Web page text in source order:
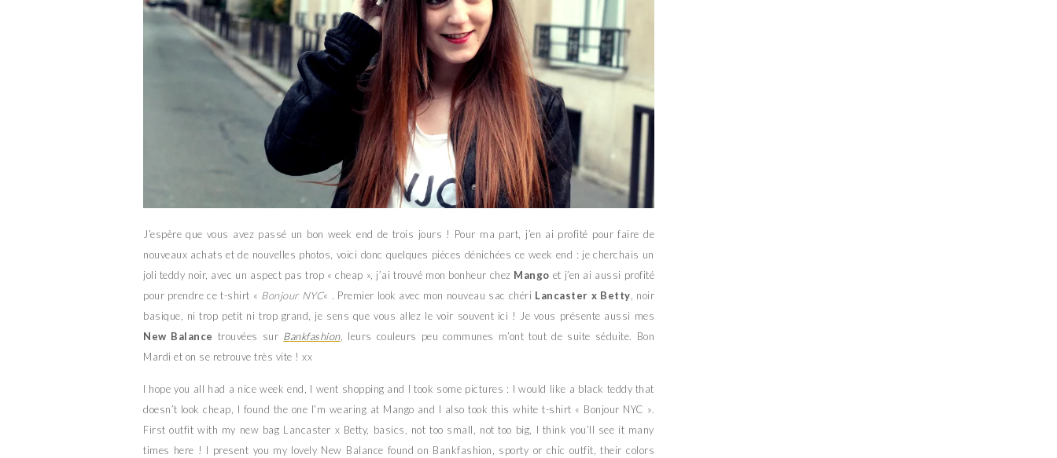
J’espère que vous avez passé un bon week end de trois jours ! Pour ma part, j’en ai profité pour faire de
nouveaux achats et de nouvelles photos, voici donc quelques pièces dénichées ce week end : je cherchais un
joli teddy noir, avec un aspect pas trop « cheap », j’ai trouvé mon bonheur chez Mango et j’en ai aussi profité
pour prendre ce t-shirt « Bonjour NYC« . Premier look avec mon nouveau sac chéri Lancaster x Betty , noir
basique, ni trop petit ni trop grand, je sens que vous allez le voir souvent ici ! Je vous présente aussi mes
New Balance trouvées sur Bankfashion, leurs couleurs peu communes m’ont tout de suite séduite. Bon
Mardi et on se retrouve très vite ! xx
I hope you all had a nice week end, I went shopping and I took some pictures : I would like a black teddy that
doesn’t look cheap, I found the one I’m wearing at Mango and I also took this white t-shirt « Bonjour NYC ».
First outfit with my new bag Lancaster x Betty, basics, not too small, not too big, I think you’ll see it many
times here ! I present you my lovely New Balance found on Bankfashion, sporty or chic outfit, their colors